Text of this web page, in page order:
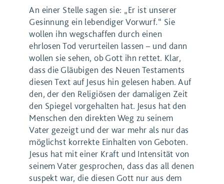
An einer Stelle sagen sie: „Er ist unserer
Gesinnung ein lebendiger Vorwurf.“ Sie
wollen ihn wegschaffen durch einen
ehrlosen Tod verurteilen lassen – und dann
wollen sie sehen, ob Gott ihn rettet. Klar,
dass die Gläubigen des Neuen Testaments
diesen Text auf Jesus hin gelesen haben. Auf
den, der den Religiösen der damaligen Zeit
den Spiegel vorgehalten hat. Jesus hat den
Menschen den direkten Weg zu seinem
Vater gezeigt und der war mehr als nur das
möglichst korrekte Einhalten von Geboten.
Jesus hat mit einer Kraft und Intensität von
seinem Vater gesprochen, dass das all denen
suspekt war, die diesen Gott nur aus dem